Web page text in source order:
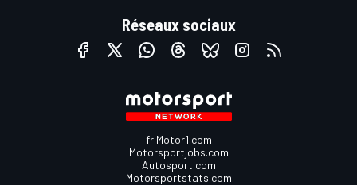
Réseaux sociaux
fr.Motor1.com
Motorsportjobs.com
Autosport.com
Motorsportstats.com